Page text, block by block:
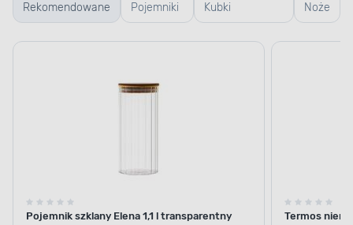
Rekomendowane Pojemniki
szklane
Kubki
termiczne i
Noże
Pojemnik szklany Elena 1,1 l transparentny Termos